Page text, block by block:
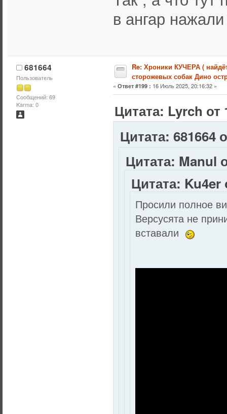
в ангар
681664
Пользователь
Сообщений: 69
Karma: 0
Re: Хроники КУЧЕРА (
сторожевых собак Дино
« Ответ #199 : 16 Июль 2025, 20:16:32 »
Цитата: Lyrch от
Цитата: 681664
Цитата: Manul
Цитата: Ku4er
Просили полное
Версусята не
вставали